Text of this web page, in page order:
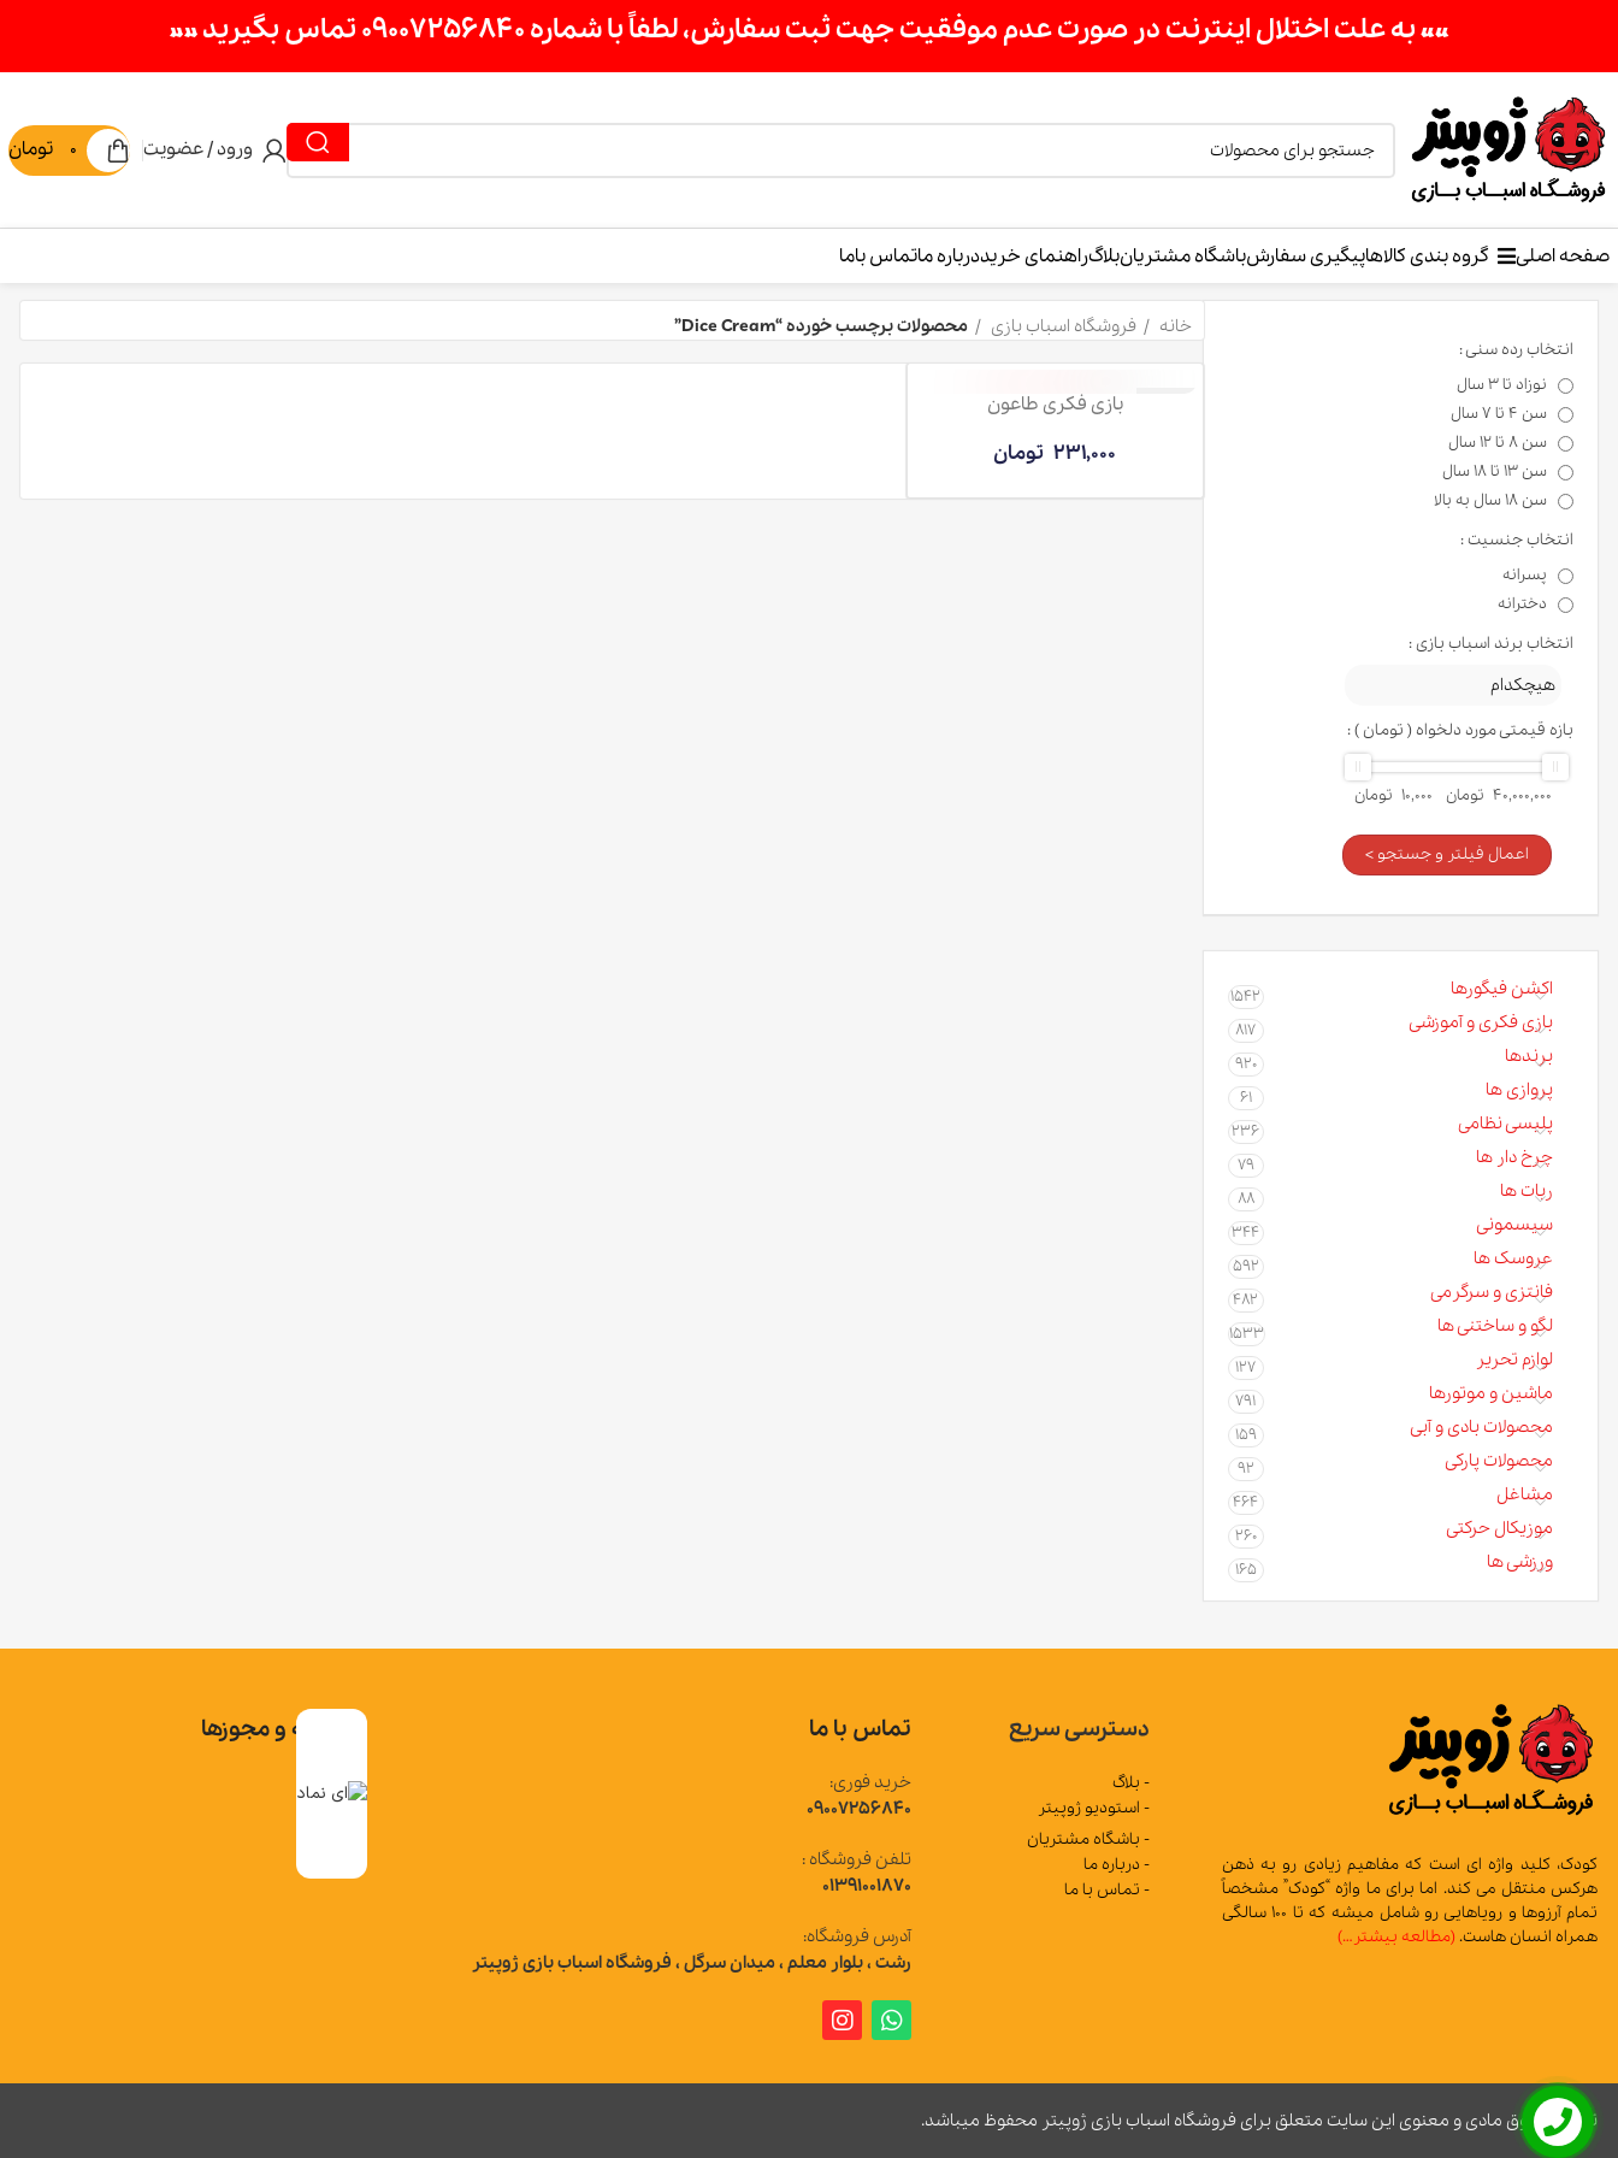
«« به علت اختلال اینترنت در صورت عدم موفقیت جهت ثبت سفارش، لطفاً با شماره 09007256840 تماس بگیرید »»
ورود / عضویت 0 تومان
صفحه اصلی گروه بندی کالاهاپیگیری سفارشباشگاه مشتریانبلاگراهنمای خریددرباره ماتماس باما
انتخاب رده سنی :
انتخاب جنسیت :
انتخاب برند اسباب بازی :
بازه قیمتی مورد دلخواه ( تومان ) :
تومان 10,000 40,000,000 تومان
اعمال فیلتر و جستجو >
اکشن فیگورها 1542
بازی فکری و آموزشی 817
برندها 920
پروازی ها 61
پلیسی نظامی 236
چرخ دار ها 79
ربات ها 88
سیسمونی 344
عروسک ها 592
فانتزی و سرگرمی 482
لگو و ساختنی ها 1533
لوازم تحریر 127
ماشین و موتورها 791
محصولات بادی و آبی 159
محصولات پارکی 92
مشاغل 464
موزیکال حرکتی 260
ورزشی ها 165
خانه فروشگاه اسباب بازی محصولات برچسب خورده “Dice Cream”
بازی فکری طاعون
231,000 تومان
کودک، کلید واژه ای است که مفاهیم زیادی رو به ذهن
هرکس منتقل می کند. اما برای ما واژه “کودک” مشخصاً
تمام آرزوها و رویاهایی رو شامل میشه که تا 100 سالگی
همراه انسان هاست. (مطالعه بیشتر…)
دسترسی سریع
- بلاگ
- استودیو ژوپیتر
- باشگاه مشتریان
- درباره ما
- تماس با ما
تماس با ما
خرید فوری:
09007256840
تلفن فروشگاه :
01391001870
آدرس فروشگاه:
رشت ، بلوار معلم ، میدان سرگل ، فروشگاه اسباب بازی ژوپیتر
تاییدیه و مجوزها
تمامی حقوق مادی و معنوی این سایت متعلق برای فروشگاه اسباب بازی ژوپیتر محفوظ میباشد.